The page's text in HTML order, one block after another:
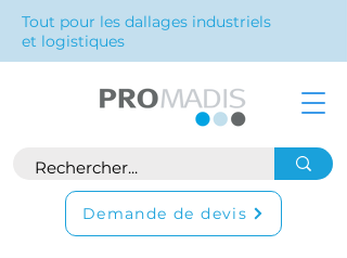
Tout pour les dallages industriels
et logistiques
Demande de devis